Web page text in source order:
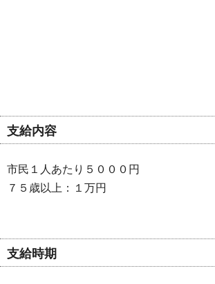
支給内容
市民１人あたり５０００円
７５歳以上：１万円
支給時期